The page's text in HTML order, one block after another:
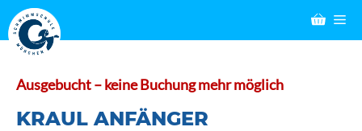
Zum
Inhalt
springen
Ausgebucht – keine Buchung mehr möglich
KRAUL ANFÄNGER